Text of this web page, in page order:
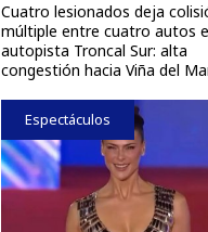
Cuatro lesionados deja
múltiple entre cuatro autos
autopista Troncal Sur: alta
congestión hacia Viña del
Espectáculos